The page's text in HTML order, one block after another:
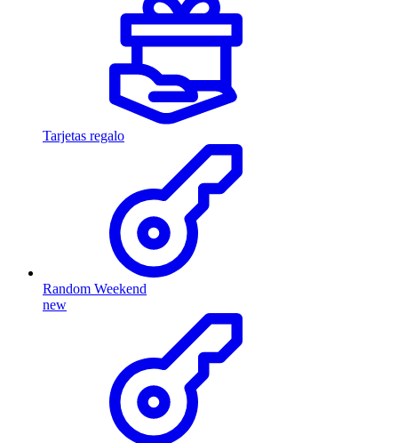
Tarjetas regalo
Random Weekend
new